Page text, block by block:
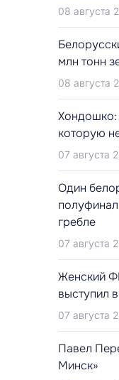
08 августа
млн тонн
08 августа
Хондошко:
которую
07 августа
Один
гребле
07 августа
Женский
выступил
07 августа
Павел
Минск»